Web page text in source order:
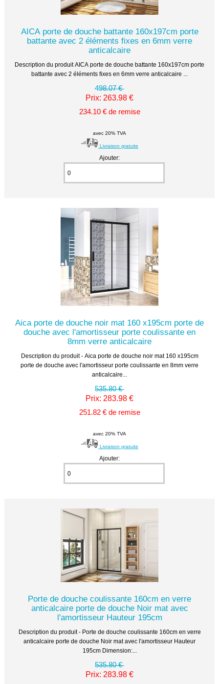
AICA porte de douche battante 160x197cm porte
battante avec 2 éléments fixes en 6mm verre
anticalcaire
Description du produit AICA porte de douche battante 160x197cm porte
battante avec 2 éléments fixes en 6mm verre anticalcaire ...
498.07 €
Prix: 263.98 €
234.10 € de remise
avec 20% TVA
Livraison gratuite
Ajouter:
Aica porte de douche noir mat 160 x195cm porte de
douche avec l'amortisseur porte coulissante en
8mm verre anticalcaire
Description du produit - Aica porte de douche noir mat 160 x195cm
porte de douche avec l'amortisseur porte coulissante en 8mm verre
anticalcaire...
535.80 €
Prix: 283.98 €
251.82 € de remise
avec 20% TVA
Livraison gratuite
Ajouter:
Porte de douche coulissante 160cm en verre
anticalcaire porte de douche Noir mat avec
l'amortisseur Hauteur 195cm
Description du produit - Porte de douche coulissante 160cm en verre
anticalcaire porte de douche Noir mat avec l'amortisseur Hauteur
195cm Dimension:...
535.80 €
Prix: 283.98 €